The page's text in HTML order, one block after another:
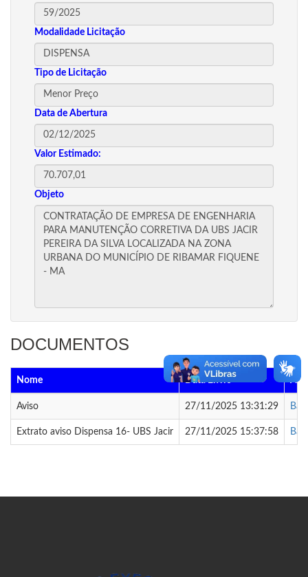
Modalidade Licitação
Tipo de Licitação
Data de Abertura
Valor Estimado:
Objeto
DOCUMENTOS
Nome Data Envio
Aviso 27/11/2025 13:31:29
Extrato aviso Dispensa 16- UBS Jacir 27/11/2025 15:37:58